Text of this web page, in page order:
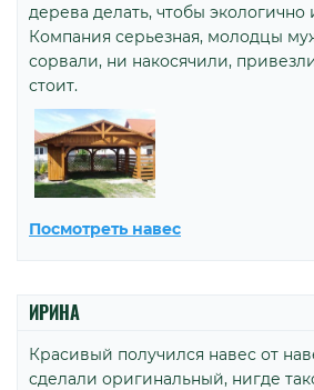
дерева делать, чтобы
Компания серьезная, молодцы
сорвали, ни накосячили,
стоит.
Посмотреть навес
ИРИНА
Красивый получился навес от
сделали оригинальный, нигде